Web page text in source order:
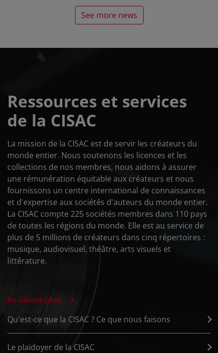
See more news
Ressources et services
de la CISAC
La mission de la CISAC est de servir les créateurs du
monde entier. Nous soutenons les licences et les
collections de nos membres, nous aidons à assurer
une rémunération équitable aux créateurs et nous
fournissons un centre international de connaissances
et d'expertise aux sociétés d'auteurs du monde entier.
La CISAC compte 225 sociétés membres dans 110 pays
de toutes les régions du monde. Elle est au service de
plus de 5 millions de créateurs dans cinq répertoires :
musique, audiovisuel, théâtre, arts visuels et
littérature.
En savoir plus
Qu'est-ce que la CISAC ? Ce que nous faisons
Le plaidoyer de la CISAC